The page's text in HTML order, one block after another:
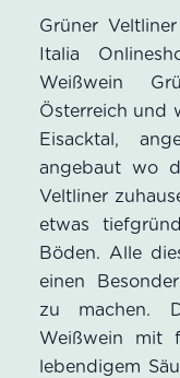
Bewertet
Grüner
Italia
Weißwein
Österreich und
Eisacktal,
angebaut wo
Veltliner
etwas
Böden. Alle
einen
zu machen.
Weißwein mit
lebendigem